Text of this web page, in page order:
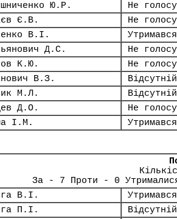
Ю.Р.
Не
Є.В.
Не
В.І.
Утримався
Д.С.
Не
К.Ю.
Не
В.З.
Відсутній
М.Л.
Відсутній
Д.О.
Не
І.М.
Утримався
За - 7 Проти - 0
В.І.
Утримався
П.І.
Відсутній